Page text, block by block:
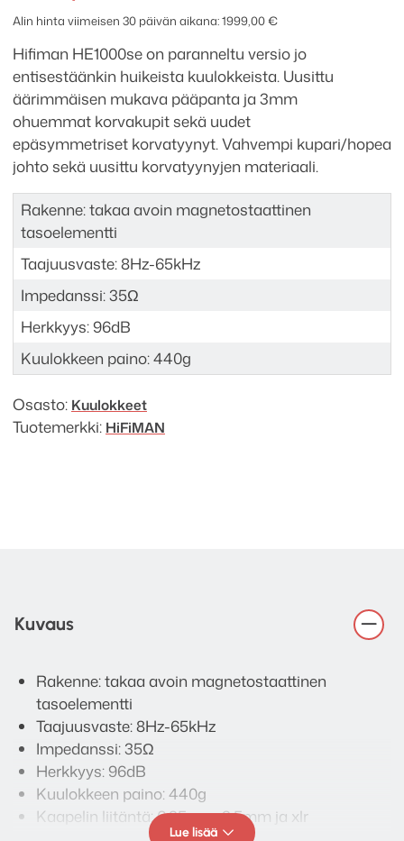
määrä
Alin hinta viimeisen 30 päivän aikana:1999,00€
Hifiman HE1000se on paranneltu versio jo
entisestäänkin huikeista kuulokkeista. Uusittu
äärimmäisen mukava pääpanta ja 3mm
ohuemmat korvakupit sekä uudet
epäsymmetriset korvatyynyt. Vahvempi kupari/hopea
johto sekä uusittu korvatyynyjen materiaali.
Rakenne: takaa avoin magnetostaattinen
tasoelementti
Taajuusvaste: 8Hz-65kHz
Impedanssi: 35Ω
Herkkyys: 96dB
Kuulokkeen paino: 440g
Osasto: Kuulokkeet
Tuotemerkki: HiFiMAN
Kuvaus
Rakenne: takaa avoin magnetostaattinen
tasoelementti
Taajuusvaste: 8Hz-65kHz
Impedanssi: 35Ω
Herkkyys: 96dB
Kuulokkeen paino: 440g
Kaapelin liitäntä: 6,35mm, 3,5mm ja xlr
Lue lisää